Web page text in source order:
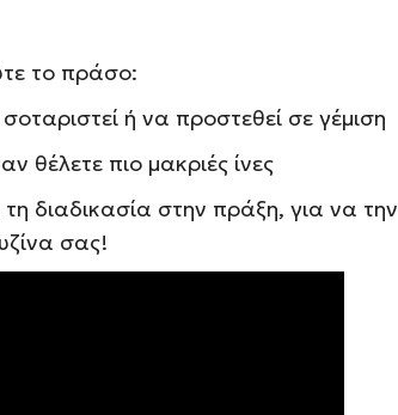
το πράσο:
ή να προστεθεί σε γέμιση
θέλετε πιο μακριές ίνες
διαδικασία στην πράξη, για να την
σας!